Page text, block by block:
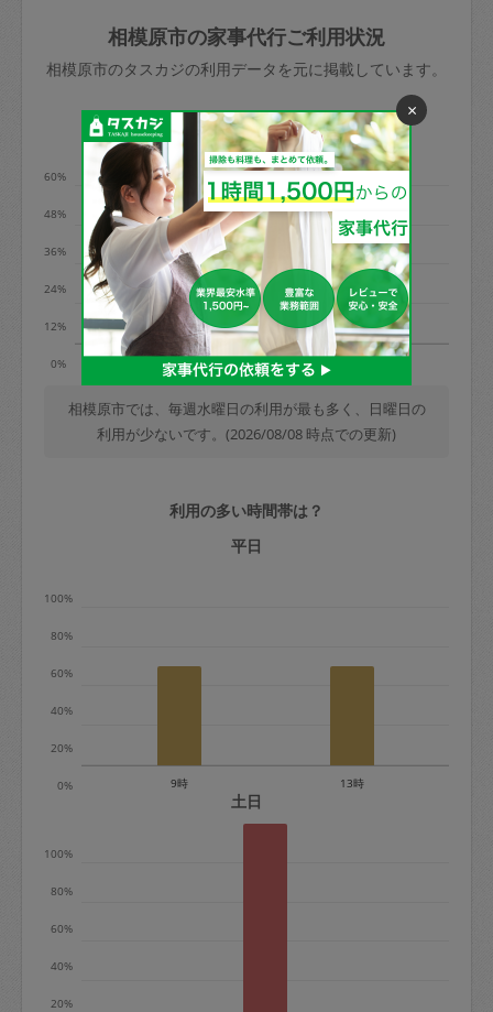
依頼者不在による当日キャンセル＝依頼
金額の100%＋交通費全額
※例：依頼日時／土曜日午前9時開始の場
合、水曜日午前9時以降はキャンセル料が
水曜日9時〜金曜日9時まで＝依頼料金の
50%
金曜日9時～土曜日8時まで＝依頼金額の
100%
土曜日8時〜実施時間＝依頼金額の100%
＋交通費全額
依頼者不在による当日キャンセル＝依頼
金額の100%＋交通費全額
定期契約をキャンセルする場合、毎週定
期は月2回まで隔週定期は月1回までキャ
※キャンセル料金の設定について：
定期依頼1回（3時間）の金額とスポット
きた場合は損害保険の対象外となるので
ご注意ください。
玉、など
あわせてこちらも参照ください：初めて
利用します。注意しなくてはいけない点
はありますか？
相模原市の家事代行ご利用状況
相模原市のタスカジの利用データを元に掲載しています。
利用の多い曜日は？
0%
12%
24%
36%
48%
60%
火 水 日
相模原市では、毎週水曜日の利用が最も多く、日曜日の
利用が少ないです。(2026/08/08 時点での更新)
利用の多い時間帯は？
平日
0%
20%
40%
60%
80%
100%
9時 13時
土日
20%
40%
60%
80%
100%
×